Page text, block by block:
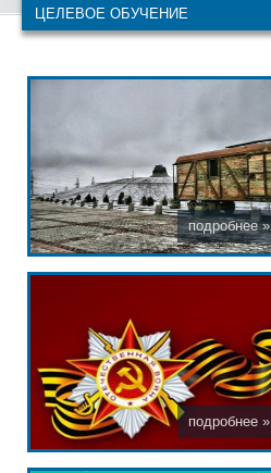
ЦЕЛЕВОЕ ОБУЧЕНИЕ